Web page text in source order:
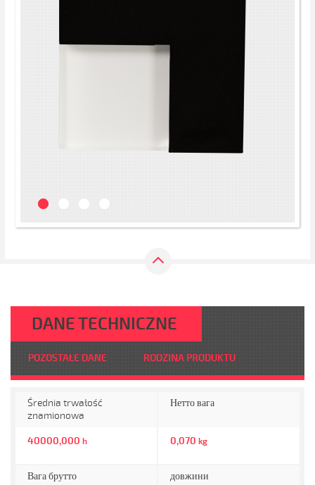
DANE TECHNICZNE
POZOSTAŁE DANE RODZINA PRODUKTU
Średnia trwałość
znamionowa
40000,000 h
Нетто вага
0,070 kg
Вага брутто довжини